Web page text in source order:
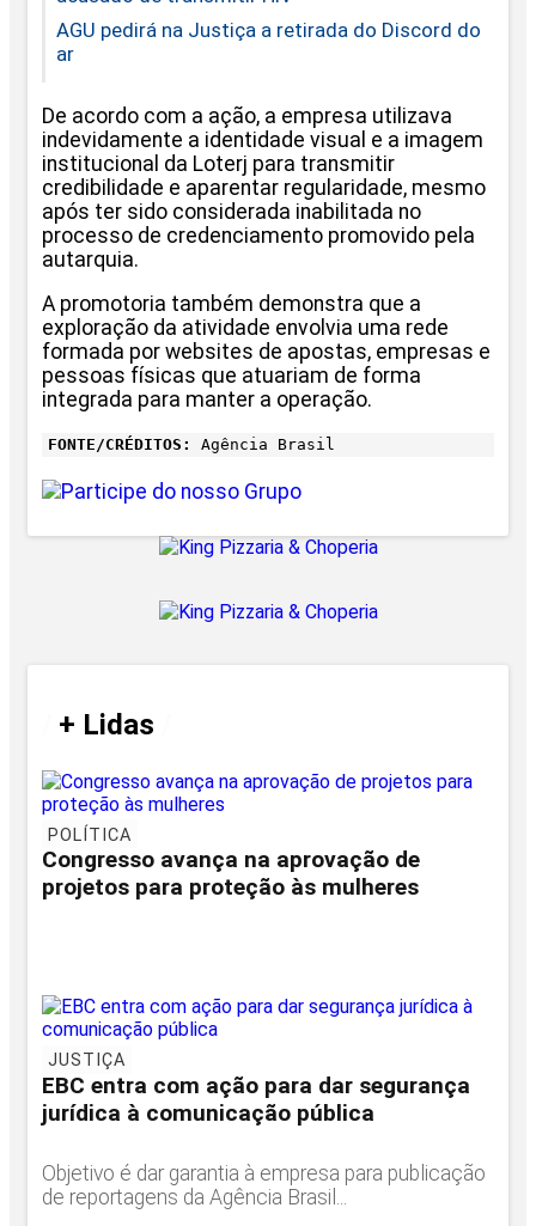
AGU pedirá na Justiça a retirada do Discord do
ar
De acordo com a ação, a empresa utilizava
indevidamente a identidade visual e a imagem
institucional da Loterj para transmitir
credibilidade e aparentar regularidade, mesmo
após ter sido considerada inabilitada no
processo de credenciamento promovido pela
autarquia.
A promotoria também demonstra que a
exploração da atividade envolvia uma rede
formada por websites de apostas, empresas e
pessoas físicas que atuariam de forma
integrada para manter a operação.
FONTE/CRÉDITOS: Agência Brasil
+ Lidas
POLÍTICA
Congresso avança na aprovação de
projetos para proteção às mulheres
JUSTIÇA
EBC entra com ação para dar segurança
jurídica à comunicação pública
Objetivo é dar garantia à empresa para publicação
de reportagens da Agência Brasil...